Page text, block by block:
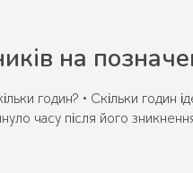
на
годин? • Скільки годин
часу після його